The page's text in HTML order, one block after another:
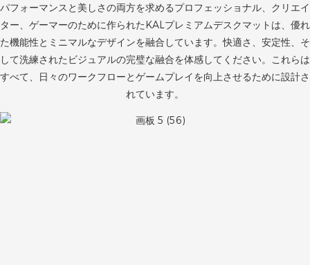
パフォーマンスと美しさの両方を求めるプロフェッショナル、クリエイ
ター、ゲーマーのために作られたKALプレミアムデスクマットは、優れ
た機能性とミニマルなデザインを融合しています。快適さ、安定性、そ
して洗練されたビジュアルの完璧な融合を体感してください。これらは
すべて、日々のワークフローとゲームプレイを向上させるために設計さ
れています。